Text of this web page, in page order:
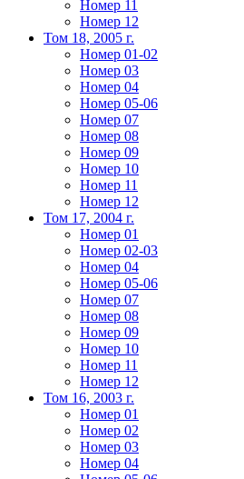
Номер 11
Номер 12
Том 18, 2005 г.
Номер 01-02
Номер 03
Номер 04
Номер 05-06
Номер 07
Номер 08
Номер 09
Номер 10
Номер 11
Номер 12
Том 17, 2004 г.
Номер 01
Номер 02-03
Номер 04
Номер 05-06
Номер 07
Номер 08
Номер 09
Номер 10
Номер 11
Номер 12
Том 16, 2003 г.
Номер 01
Номер 02
Номер 03
Номер 04